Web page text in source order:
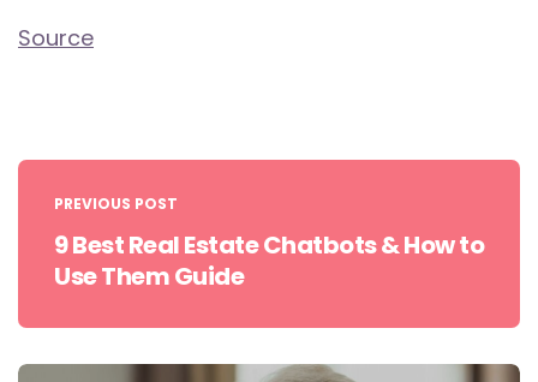
Source
Post
navigation
PREVIOUS POST
9 Best Real Estate Chatbots & How to
Use Them Guide